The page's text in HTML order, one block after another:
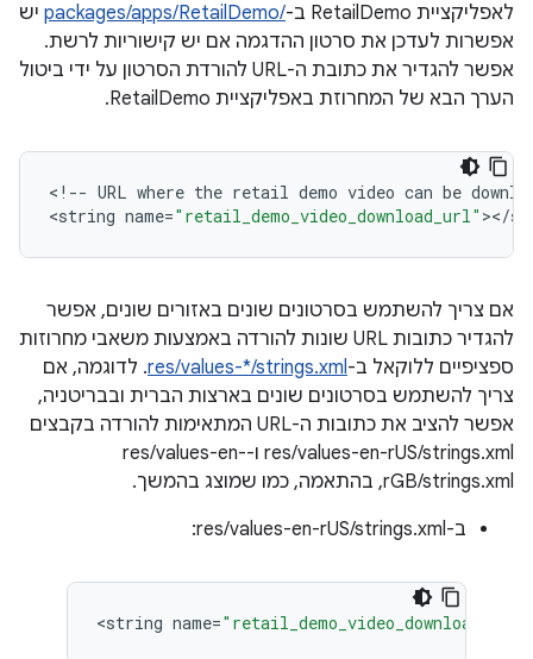
לאפליקציית RetailDemo ב- /packages/apps/RetailDemo
יש
אפשרות לעדכן את סרטון ההדגמה אם יש קישוריות לרשת.
אפשר להגדיר את כתובת ה-URL להורדת הסרטון על ידי ביטול
הערך הבא של המחרוזת באפליקציית RetailDemo.
< !-- URL where the retail demo video can be
<string name="retail_demo_video_download_url" ></
אם צריך להשתמש בסרטונים שונים באזורים שונים, אפשר
להגדיר כתובות URL שונות להורדה באמצעות משאבי מחרוזות
ספציפיים ללוקאל ב-res/values-*/strings.xml. לדוגמה, אם
צריך להשתמש בסרטונים שונים בארצות הברית ובבריטניה,
אפשר להציב את כתובות ה-URL המתאימות להורדה בקבצים
res/values-en-rUS/strings.xml ו-res/values-en-
rGB/strings.xml, בהתאמה, כמו שמוצג בהמשך.
ב-res/values-en-rUS/strings.xml:
<string name="retail_demo_video_download_url"